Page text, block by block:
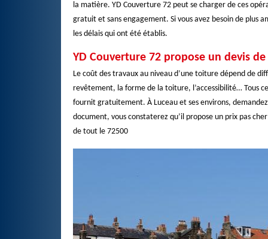
la matière. YD Couverture 72 peut se charger de ces
gratuit et sans engagement. Si vous avez besoin de plus
les délais qui ont été établis.
YD Couverture 72 propose un devis
Le coût des travaux au niveau d’une toiture dépend de
revêtement, la forme de la toiture, l’accessibilité… Tous
fournit gratuitement. À Luceau et ses environs,
document, vous constaterez qu’il propose un prix pas
de tout le 72500